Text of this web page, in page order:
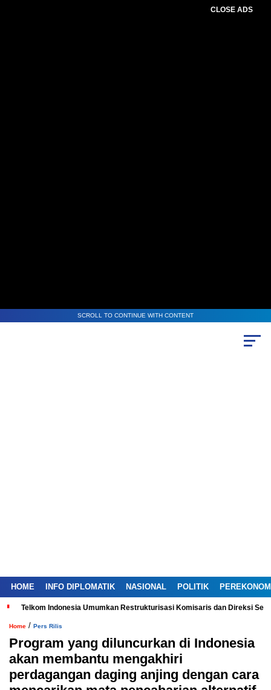
CLOSE ADS
SCROLL TO CONTINUE WITH CONTENT
HOME INFO DIPLOMATIK NASIONAL POLITIK
Telkom Indonesia Umumkan Restrukturisasi Komisaris dan Direksi
Home / Pers Rilis
Program yang diluncurkan di Indonesia
akan membantu mengakhiri
perdagangan daging anjing dengan cara